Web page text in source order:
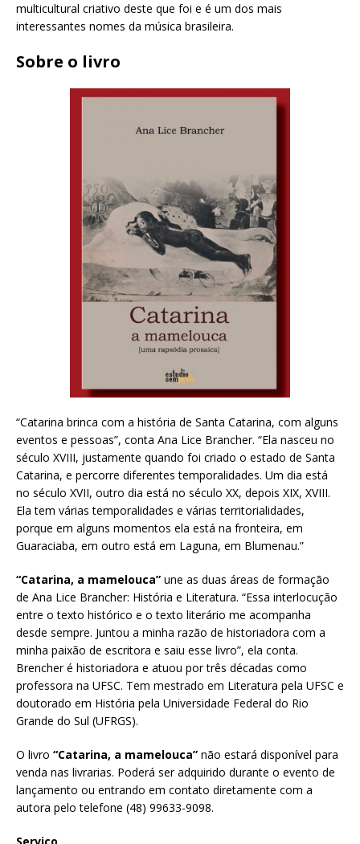
multicultural criativo deste que foi e é um dos mais
interessantes nomes da música brasileira.
Sobre o livro
“Catarina brinca com a história de Santa Catarina, com alguns
eventos e pessoas”, conta Ana Lice Brancher. “Ela nasceu no
século XVIII, justamente quando foi criado o estado de Santa
Catarina, e percorre diferentes temporalidades. Um dia está
no século XVII, outro dia está no século XX, depois XIX, XVIII.
Ela tem várias temporalidades e várias territorialidades,
porque em alguns momentos ela está na fronteira, em
Guaraciaba, em outro está em Laguna, em Blumenau.”
“Catarina, a mamelouca” une as duas áreas de formação
de Ana Lice Brancher: História e Literatura. “Essa interlocução
entre o texto histórico e o texto literário me acompanha
desde sempre. Juntou a minha razão de historiadora com a
minha paixão de escritora e saiu esse livro”, ela conta.
Brencher é historiadora e atuou por três décadas como
professora na UFSC. Tem mestrado em Literatura pela UFSC e
doutorado em História pela Universidade Federal do Rio
Grande do Sul (UFRGS).
O livro “Catarina, a mamelouca” não estará disponível para
venda nas livrarias. Poderá ser adquirido durante o evento de
lançamento ou entrando em contato diretamente com a
autora pelo telefone (48) 99633-9098.